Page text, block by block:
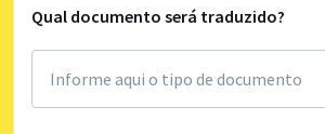
Qual documento será traduzido?